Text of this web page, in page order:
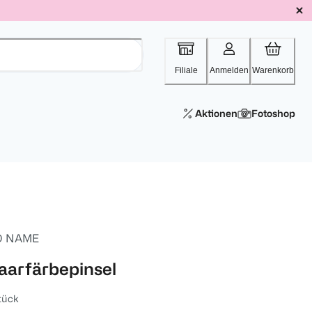
Filiale Anmelden Warenkorb
Aktionen Fotoshop
NAME